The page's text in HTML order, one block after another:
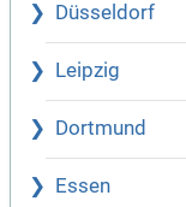
Düsseldorf
Leipzig
Dortmund
Essen